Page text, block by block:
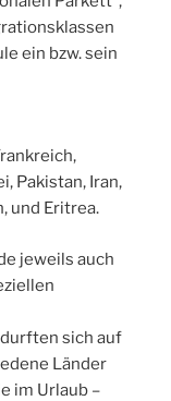
ein bzw. sein
Pakistan, Iran,
und Eritrea.
jeweils auch
sich auf
Länder
im Urlaub –